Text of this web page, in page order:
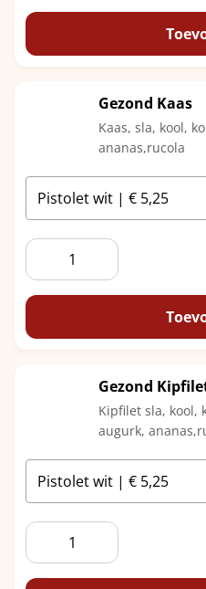
en
aantal
Gezond Kaas
Kaas, sla, kool,
ananas,rucola
Gezond
Kaas
aantal
Gezond
Kipfilet sla, kool,
augurk,
Gezond
Kipfilet
aantal